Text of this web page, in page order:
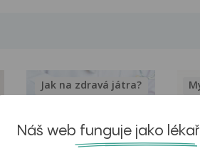
Jak na zdravá játra?
Náš web funguje jako lékař